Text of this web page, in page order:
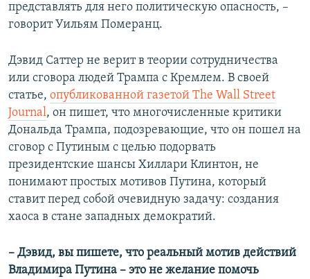
представлять для него политическую опасность, –
говорит Уильям Померанц.
Дэвид Саттер не верит в теории сотрудничества
или сговора людей Трампа с Кремлем. В своей
статье, опубликованной газетой The Wall Street
Journal, он пишет, что многочисленные критики
Дональда Трампа, подозревающие, что он пошел на
сговор с Путиным с целью подорвать
президентские шансы Хиллари Клинтон, не
понимают простых мотивов Путина, который
ставит перед собой очевидную задачу: создания
хаоса в стане западных демократий.
– Дэвид, вы пишете, что реальный мотив действий
Владимира Путина – это не желание помочь